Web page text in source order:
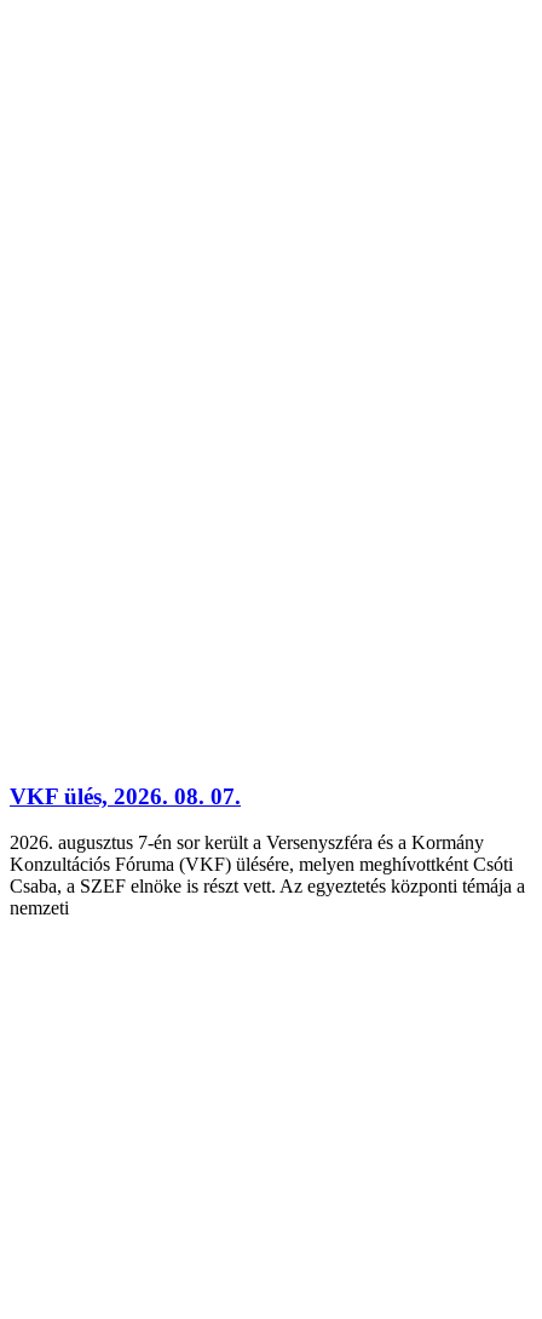
VKF ülés, 2026. 08. 07.
2026. augusztus 7-én sor került a Versenyszféra és a Kormány
Konzultációs Fóruma (VKF) ülésére, melyen meghívottként Csóti
Csaba, a SZEF elnöke is részt vett. Az egyeztetés központi témája a
nemzeti